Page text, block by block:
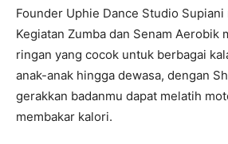
Founder Uphie Dance Studio Supiani
Kegiatan Zumba dan Senam Aerobik
ringan yang cocok untuk berbagai
anak-anak hingga dewasa, dengan
gerakkan badanmu dapat melatih
membakar kalori.